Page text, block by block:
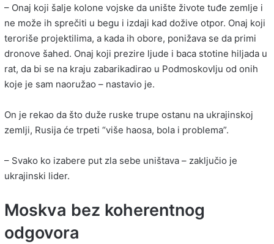
– Onaj koji šalje kolone vojske da unište živote tuđe zemlje i
ne može ih sprečiti u begu i izdaji kad dožive otpor. Onaj koji
teroriše projektilima, a kada ih obore, ponižava se da primi
dronove šahed. Onaj koji prezire ljude i baca stotine hiljada u
rat, da bi se na kraju zabarikadirao u Podmoskovlju od onih
koje je sam naoružao – nastavio je.
On je rekao da što duže ruske trupe ostanu na ukrajinskoj
zemlji, Rusija će trpeti “više haosa, bola i problema”.
– Svako ko izabere put zla ​​sebe uništava – zaključio je
ukrajinski lider.
Moskva bez koherentnog
odgovora